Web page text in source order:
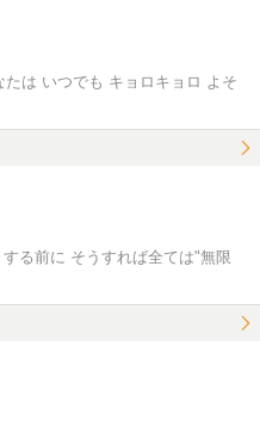
は いつでも キョロキョロ よそ
る前に そうすれば全ては"無限